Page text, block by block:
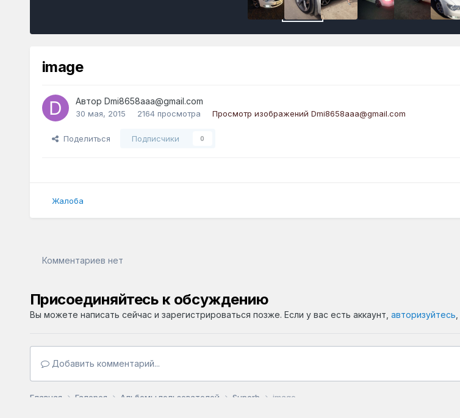
image
Автор Dmi8658aaa@gmail.com
30 мая, 2015 2164 просмотра Просмотр изображений Dmi8658aaa@gmail.com
Поделиться Подписчики 0
Жалоба
Комментариев нет
Присоединяйтесь к обсуждению
Вы можете написать сейчас и зарегистрироваться позже. Если у вас есть аккаунт, авторизуйтесь
Добавить комментарий...
Главная Галерея Альбомы пользователей Superb image